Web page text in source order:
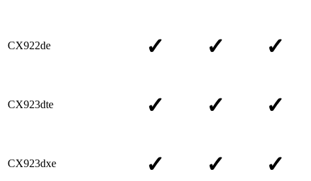
CX922de ✓ ✓ ✓
CX923dte ✓ ✓ ✓
CX923dxe ✓ ✓ ✓